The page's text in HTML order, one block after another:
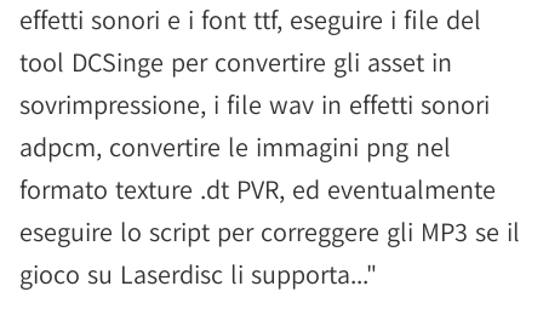
effetti sonori e i font ttf, eseguire i file del
tool DCSinge per convertire gli asset in
sovrimpressione, i file wav in effetti sonori
adpcm, convertire le immagini png nel
formato texture .dt PVR, ed eventualmente
eseguire lo script per correggere gli MP3 se il
gioco su Laserdisc li supporta..."